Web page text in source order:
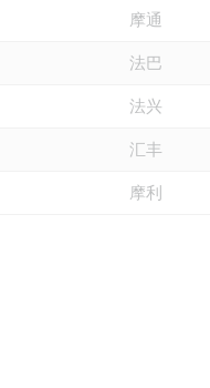
摩通
法巴
法兴
汇丰
摩利